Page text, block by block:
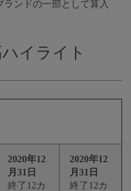
ンドの一部として算入
イライト
2020年12
月31日
終了12カ
2020年12
月31日
終了12カ